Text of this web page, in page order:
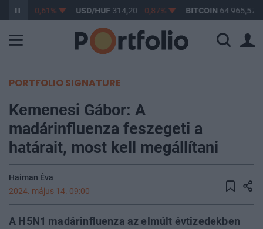
-0,61% USD/HUF314,20 -0,87% BITCOIN64 965,57
PORTFOLIO SIGNATURE
Kemenesi Gábor: A
madárinfluenza feszegeti a
határait, most kell megállítani
Haiman Éva
2024. május 14. 09:00
A H5N1 madárinfluenza az elmúlt évtizedekben